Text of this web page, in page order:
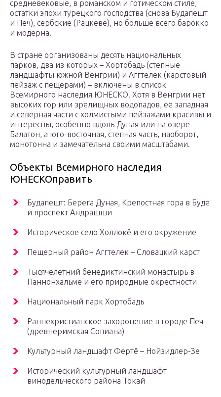
средневековые, в романском и готическом стиле,
остатки эпохи турецкого господства (снова Будапешт
и Печ), сербские (Рацкеве), но больше всего барокко
и модерна.
В стране организованы десять национальных
парков, два из которых – Хортобадь (степные
ландшафты южной Венгрии) и Аггтелек (карстовый
пейзаж с пещерами) – включены в список
Всемирного наследия ЮНЕСКО. Хотя в Венгрии нет
высоких гор или зрелищных водопадов, её западная
и северная части с холмистыми пейзажами красивы и
интересны, особенно вдоль Дуная или на озере
Балатон, а юго-восточная, степная часть, наоборот,
монотонна и замечательна своими масштабами.
Объекты Всемирного наследия
ЮНЕСКОправить
Будапешт: Берега Дуная, Крепостная гора в Буде
и проспект Андрашши
Историческое село Холлокё и его окружение
Пещерный район Аггтелек – Словацкий карст
Тысячелетний бенедиктинский монастырь в
Паннонхальме и его природные окрестности
Национальный парк Хортобадь
Раннехристианское захоронение в городе Печ
(древнеримская Сопиана)
Культурный ландшафт Фертё – Нойзидлер-Зе
Исторический культурный ландшафт
винодельческого района Токай